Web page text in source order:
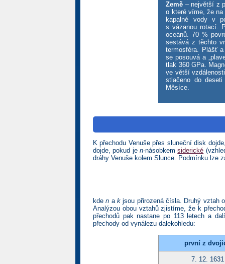
Země – největší z
o které víme, že
kapalné vody v
s vázanou rotací.
oceánů. 70 %
sestává z těchto
termosféra. Plášť
se posouvá a
tlak 360 GPa.
ve větší
stlačeno do
Měsíce.
K přechodu Venuše přes sluneční disk
dojde, pokud je n-násobkemsiderické
dráhy Venuše kolem Slunce. Podmínku lze
kden ak jsou přirozená čísla. Druhý vztah
Analýzou obou vztahů zjistíme, že k
přechodů pak nastane po 113 letech a
přechody od vynálezu dalekohledu:
první z
7. 12. 1631